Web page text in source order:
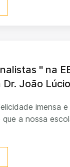
" na
João
imensa e
a nossa